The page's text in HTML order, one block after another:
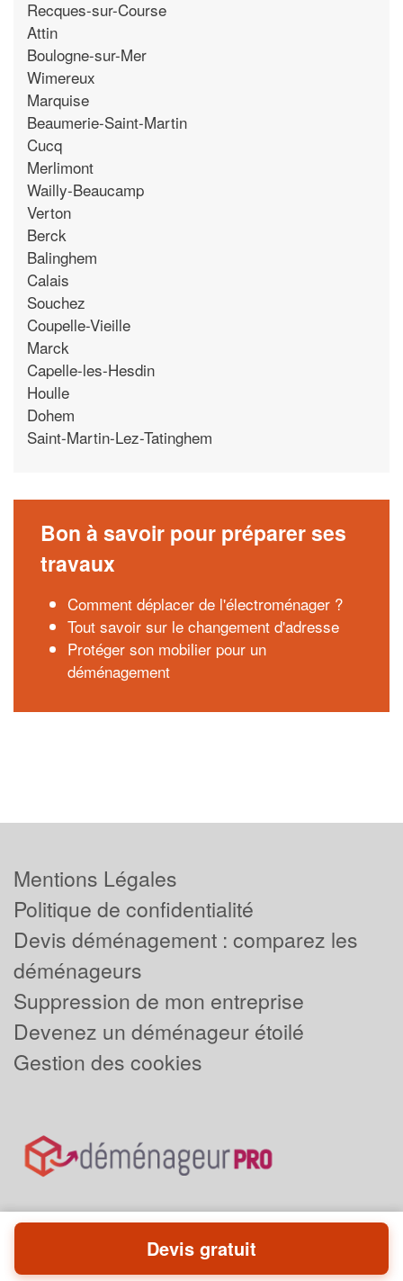
Recques-sur-Course
Attin
Boulogne-sur-Mer
Wimereux
Marquise
Beaumerie-Saint-Martin
Cucq
Merlimont
Wailly-Beaucamp
Verton
Berck
Balinghem
Calais
Souchez
Coupelle-Vieille
Marck
Capelle-les-Hesdin
Houlle
Dohem
Saint-Martin-Lez-Tatinghem
Bon à savoir pour préparer ses
travaux
Comment déplacer de l'électroménager ?
Tout savoir sur le changement d'adresse
Protéger son mobilier pour un
déménagement
Mentions Légales
Politique de confidentialité
Devis déménagement : comparez les
déménageurs
Suppression de mon entreprise
Devenez un déménageur étoilé
Gestion des cookies
Powered byPlus que pro
Devis gratuit